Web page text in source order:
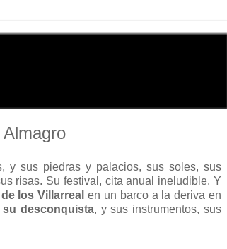
y sus piedras y palacios, sus soles, sus
risas. Su festival, cita anual ineludible. Y
los Villarreal en un barco a la deriva en
su desconquista, y sus instrumentos, sus